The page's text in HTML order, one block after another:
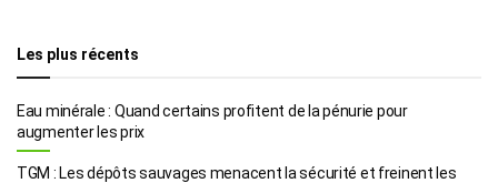
Les plus récents
Eau minérale : Quand certains profitent de la pénurie pour
augmenter les prix
TGM : Les dépôts sauvages menacent la sécurité et freinent les